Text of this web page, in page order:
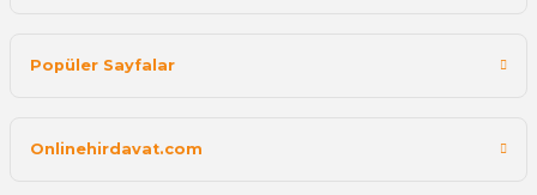
Popüler Sayfalar
Onlinehirdavat.com